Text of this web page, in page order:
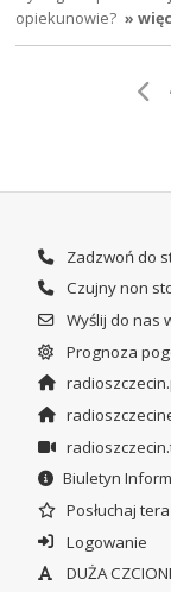
opiekunowie? »
Zadzwoń do
Czujny non
Wyślij do nas
Prognoza
Biuletyn
Posłuchaj
Logowanie
DUŻA